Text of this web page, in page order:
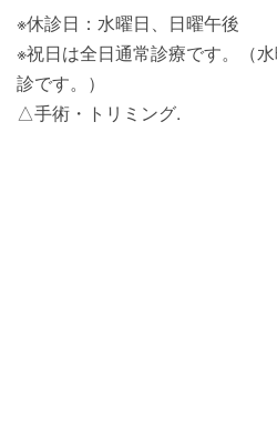
※休診日：水曜日、日曜午後
※祝日は全日通常診療です。（
診です。）
△手術・トリミング.